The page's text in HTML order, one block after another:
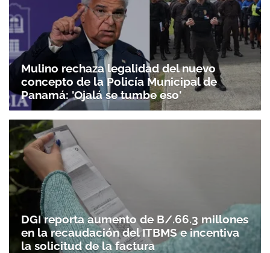
Mulino rechaza legalidad del nuevo
concepto de la Policía Municipal de
Panamá: 'Ojalá se tumbe eso'
DGI reporta aumento de B/.66.3 millones
en la recaudación del ITBMS e incentiva
la solicitud de la factura